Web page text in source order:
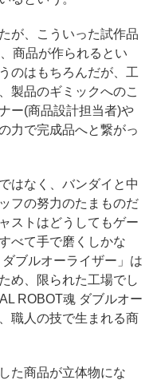
が、こういった試作品
商品が作られるとい
のはもちろんだが、工
製品のギミックへのこ
ー(商品設計担当者)や
力で完成品へと繋がっ
はなく、バンダイと中
フの努力のたまものだ
ストはどうしてもゲー
べて手で磨くしかな
ブルオーライザー」は
め、限られた工場でし
ROBOT魂 ダブルオー
職人の技で生まれる商
た商品が立体物にな